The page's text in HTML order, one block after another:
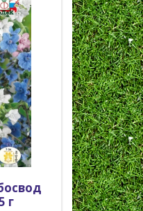
г
Цинния
желтая,